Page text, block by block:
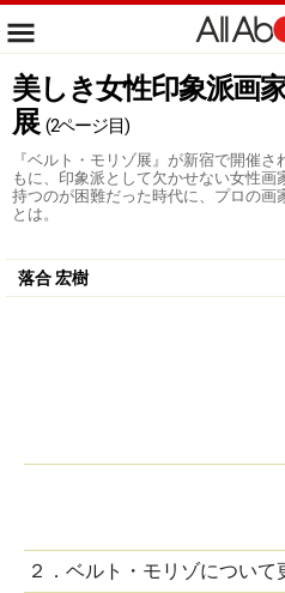
美しき女性印象派画
展 (2ページ目)
『ベルト・モリゾ展』が新宿で開催
もに、印象派として欠かせない女性
持つのが困難だった時代に、プロの画
とは。
落合 宏樹
２．ベルト・モリゾについて